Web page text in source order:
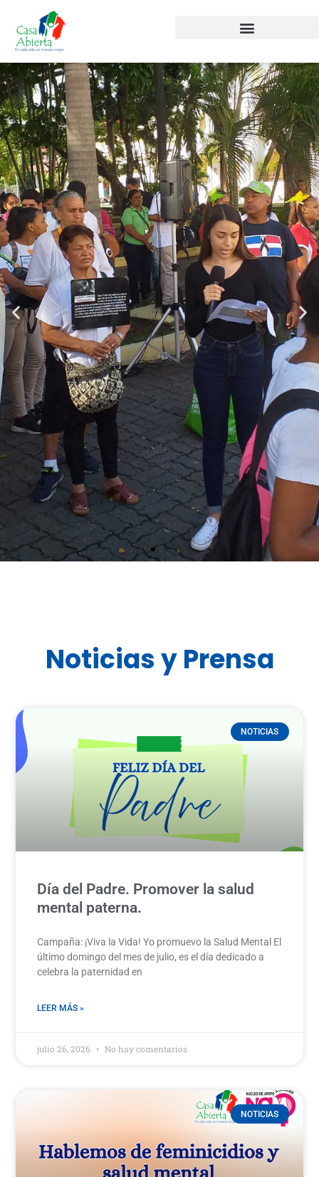
Noticias y Prensa
NOTICIAS
Día del Padre. Promover la salud
mental paterna.
Campaña: ¡Viva la Vida! Yo promuevo la Salud Mental El
último domingo del mes de julio, es el día dedicado a
celebra la paternidad en
LEER MÁS »
julio 26, 2026 No hay comentarios
NOTICIAS